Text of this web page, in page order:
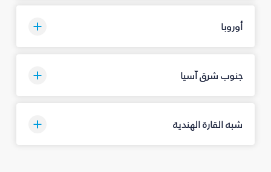
أوروبا
جنوب شرق آسيا
شبه القارة الهندية